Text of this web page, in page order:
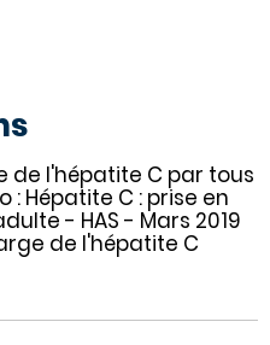
de l'hépatite C par tous
: Hépatite C : prise en
- HAS - Mars 2019
de l'hépatite C